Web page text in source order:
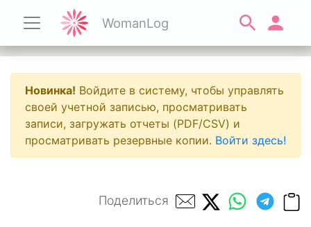
WomanLog
Новинка! Войдите в систему, чтобы управлять
своей учетной записью, просматривать
записи, загружать отчеты (PDF/CSV) и
просматривать резервные копии. Войти здесь!
Поделиться